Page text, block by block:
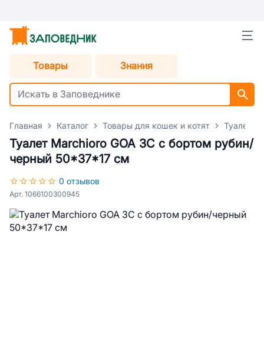
Товары Знания
Главная Каталог Товары для кошек и котят Туалеты
Туалет Marchioro GOA 3C с бортом рубин/
черный 50*37*17 см
0 отзывов
Арт. 1066100300945